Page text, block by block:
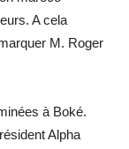
A cela
M. Roger
à Boké.
Alpha